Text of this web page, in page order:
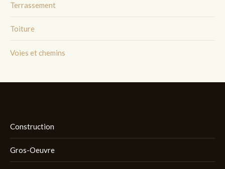
Terrassement
Toiture
Voies et chemins
Construction
Gros-Oeuvre